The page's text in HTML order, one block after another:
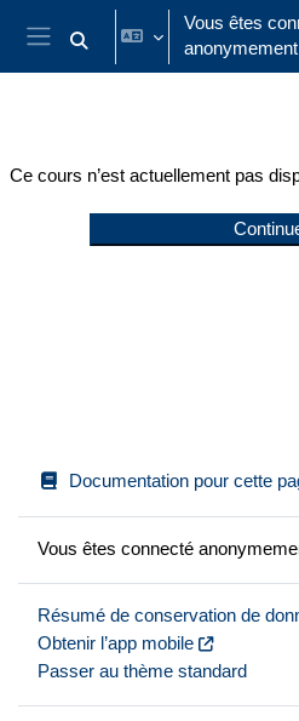
Passer au contenu principal
Panneau latéral
Activer/désactiver la saisie
Vous êtes
anonymement
Ce cours n’est actuellement pas
Documentation pour cette
Vous êtes connecté
Résumé de conservation de
Obtenir l’app mobile
Passer au thème standard